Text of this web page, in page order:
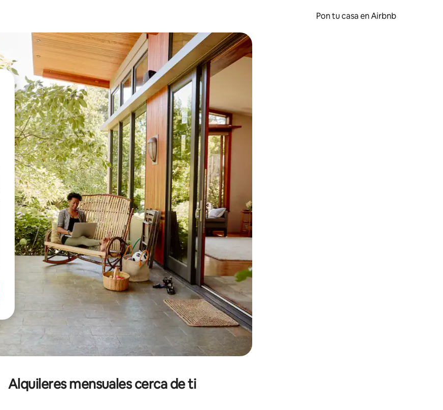
Pon tu casa en Airbnb
teclas de flecha hacia arriba y hacia abajo o explora con el tacto o desliza el dedo.
Alquileres mensuales cerca de ti